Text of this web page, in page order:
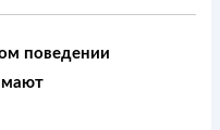
поведении